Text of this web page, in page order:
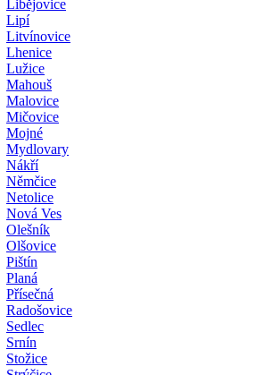
Libějovice
Lipí
Litvínovice
Lhenice
Lužice
Mahouš
Malovice
Mičovice
Mojné
Mydlovary
Nákří
Němčice
Netolice
Nová Ves
Olešník
Olšovice
Pištín
Planá
Přísečná
Radošovice
Sedlec
Srnín
Stožice